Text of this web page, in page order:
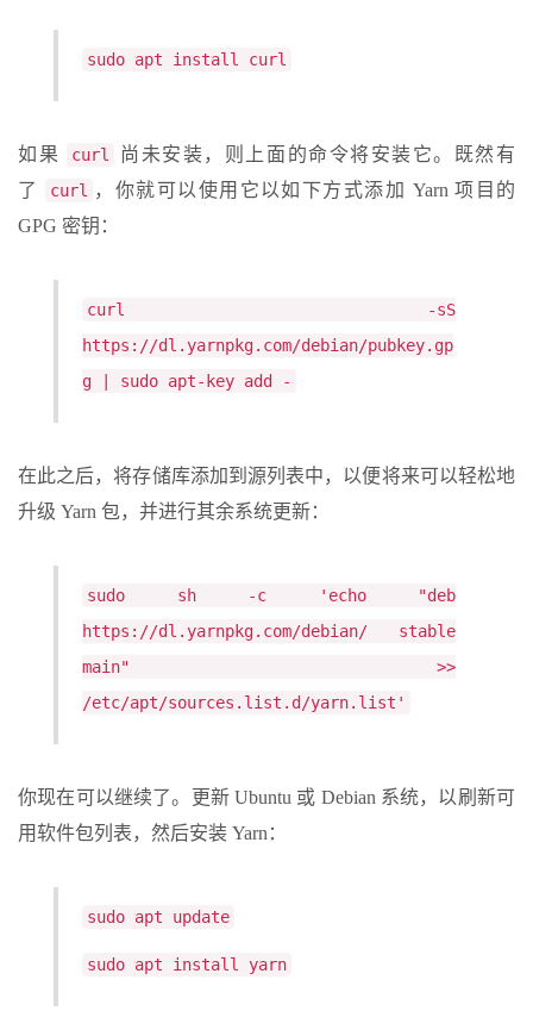
sudo apt install curl
如果 curl
尚未安装，则上面的命令将安装它。既然有
了
curl ，你就可以使用它以如下方式添加 Yarn 项目的
GPG 密钥：
curl -sS
https://dl.yarnpkg.com/debian/pubkey.gp
g | sudo apt-key add -
在此之后，将存储库添加到源列表中，以便将来可以轻松地
升级 Yarn 包，并进行其余系统更新：
sudo sh -c 'echo "deb
https://dl.yarnpkg.com/debian/ stable
main" >>
/etc/apt/sources.list.d/yarn.list'
你现在可以继续了。更新 Ubuntu 或 Debian 系统，以刷新可
用软件包列表，然后安装 Yarn：
sudo apt update
sudo apt install yarn